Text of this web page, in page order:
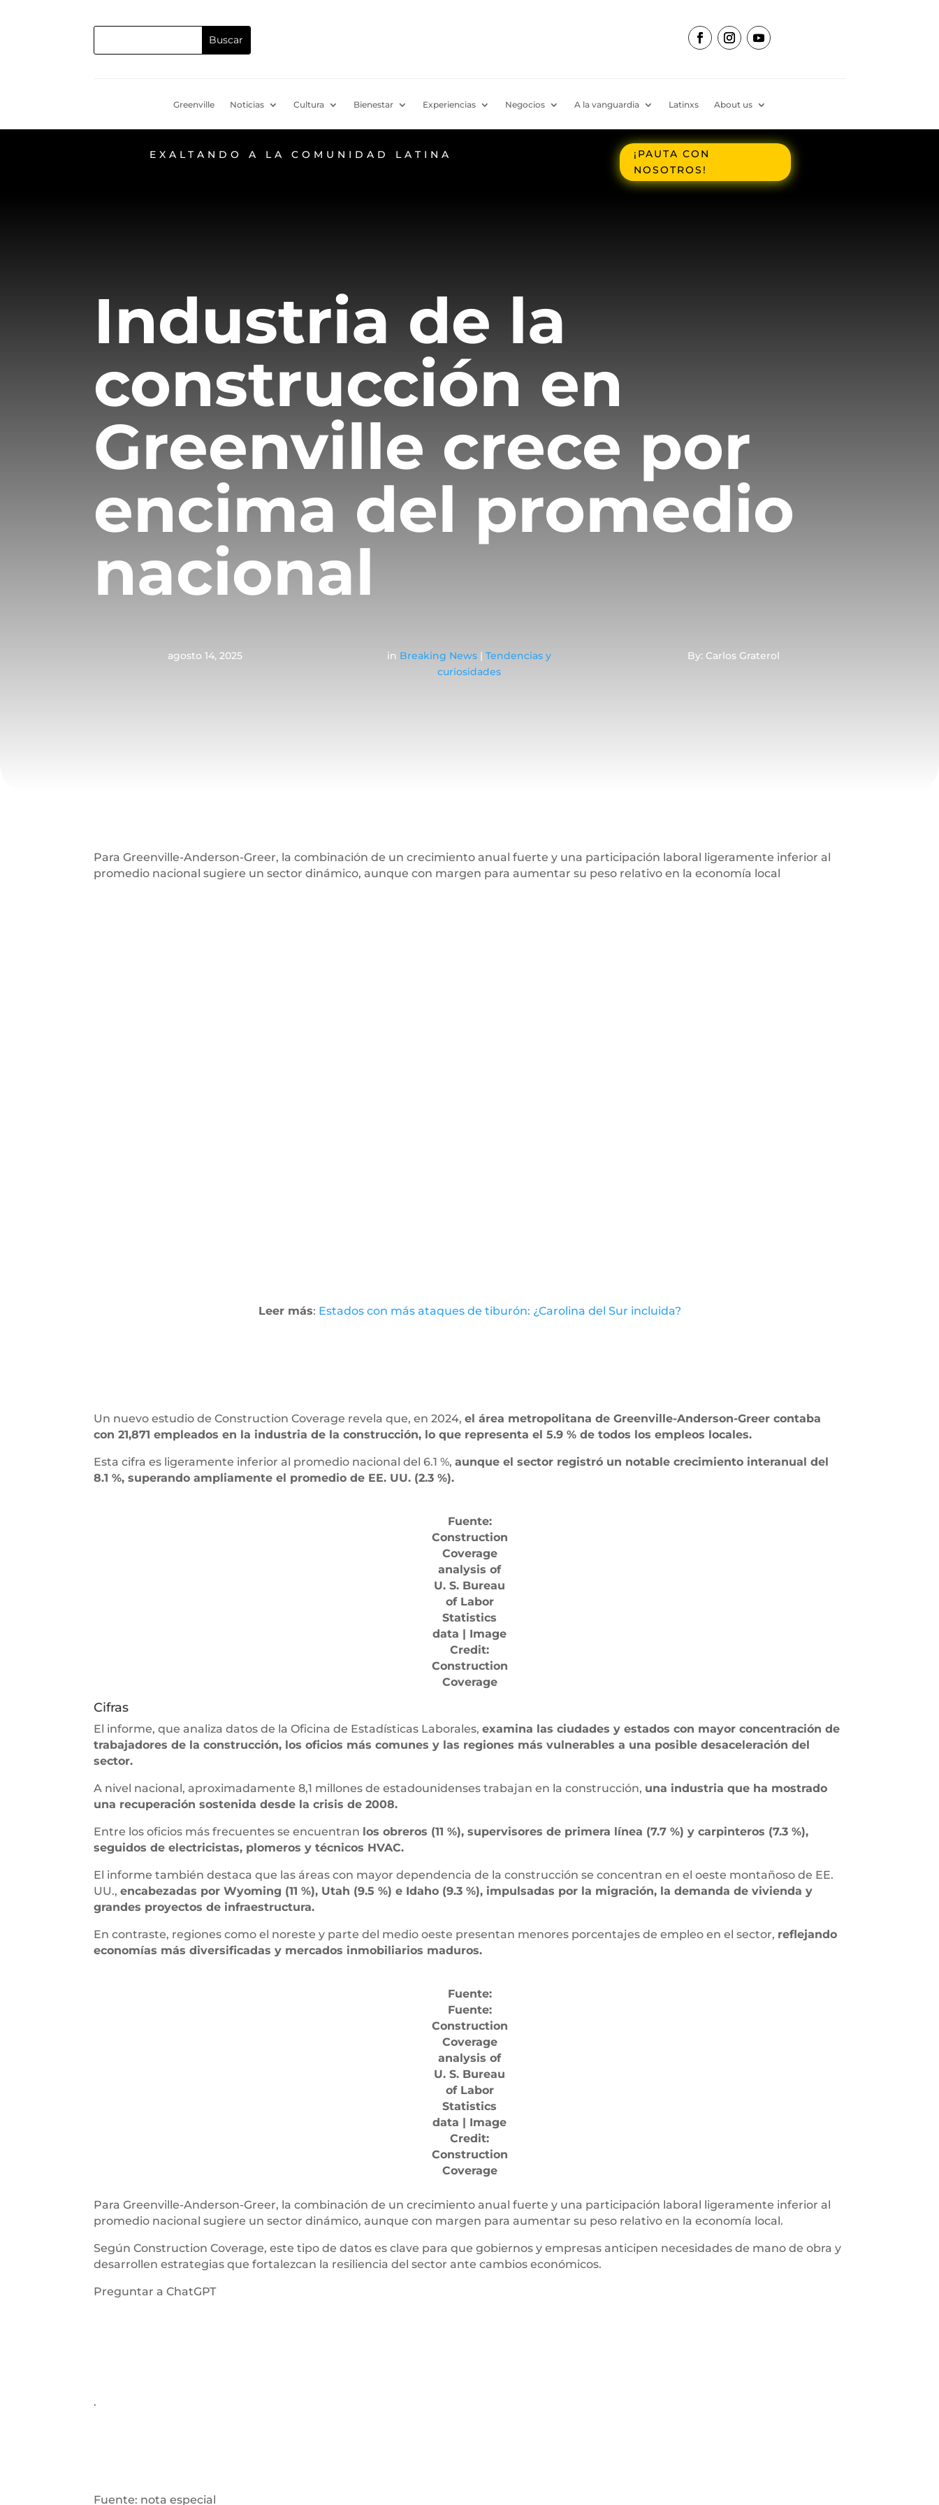
Greenville Noticias Cultura Bienestar Experiencias Negocios A la vanguardia Latinxs About us
EXALTANDO A LA COMUNIDAD LATINA
¡PAUTA CON
NOSOTROS!
Industria de la
construcción en
Greenville crece por
encima del promedio
nacional
agosto 14, 2025 in Breaking News |Tendencias y
curiosidades
By: Carlos Graterol
Para Greenville-Anderson-Greer, la combinación de un crecimiento anual fuerte y una participación laboral ligeramente inferior al
promedio nacional sugiere un sector dinámico, aunque con margen para aumentar su peso relativo en la economía local
Leer más: Estados con más ataques de tiburón: ¿Carolina del Sur incluida?
Un nuevo estudio de Construction Coverage revela que, en 2024,el área metropolitana de Greenville-Anderson-Greer contaba
con 21,871 empleados en la industria de la construcción, lo que representa el 5.9 % de todos los empleos locales.
Esta cifra es ligeramente inferior al promedio nacional del 6.1 %,aunque el sector registró un notable crecimiento interanual del
8.1 %, superando ampliamente el promedio de EE. UU. (2.3 %).
Fuente:
Construction
Coverage
analysis of
U. S. Bureau
of Labor
Statistics
data | Image
Credit:
Construction
Coverage
Cifras
El informe, que analiza datos de la Oficina de Estadísticas Laborales,examina las ciudades y estados con mayor concentración de
trabajadores de la construcción, los oficios más comunes y las regiones más vulnerables a una posible desaceleración del
sector.
A nivel nacional, aproximadamente 8,1 millones de estadounidenses trabajan en la construcción, una industria que ha mostrado
una recuperación sostenida desde la crisis de 2008.
Entre los oficios más frecuentes se encuentran los obreros (11 %), supervisores de primera línea (7.7 %) y carpinteros (7.3 %),
seguidos de electricistas, plomeros y técnicos HVAC.
El informe también destaca que las áreas con mayor dependencia de la construcción se concentran en el oeste montañoso de EE.
UU.,encabezadas por Wyoming (11 %), Utah (9.5 %) e Idaho (9.3 %), impulsadas por la migración, la demanda de vivienda y
grandes proyectos de infraestructura.
En contraste, regiones como el noreste y parte del medio oeste presentan menores porcentajes de empleo en el sector, reflejando
economías más diversificadas y mercados inmobiliarios maduros.
Fuente:
Fuente:
Construction
Coverage
analysis of
U. S. Bureau
of Labor
Statistics
data | Image
Credit:
Construction
Coverage
Para Greenville-Anderson-Greer, la combinación de un crecimiento anual fuerte y una participación laboral ligeramente inferior al
promedio nacional sugiere un sector dinámico, aunque con margen para aumentar su peso relativo en la economía local.
Según Construction Coverage, este tipo de datos es clave para que gobiernos y empresas anticipen necesidades de mano de obra y
desarrollen estrategias que fortalezcan la resiliencia del sector ante cambios económicos.
Preguntar a ChatGPT
.
Fuente: nota especial